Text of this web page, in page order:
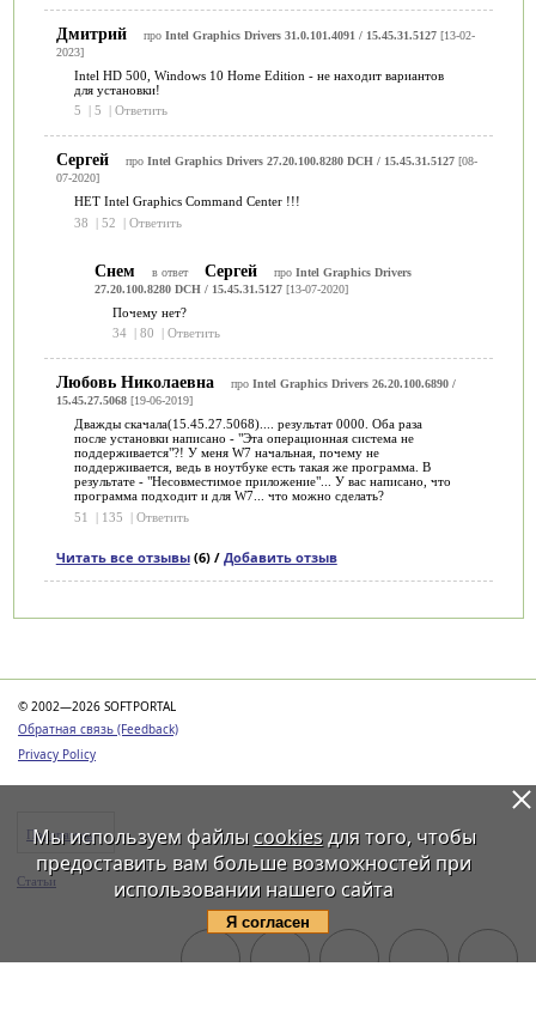
Дмитрий про Intel Graphics Drivers 31.0.101.4091 / 15.45.31.5127[13-02-
2023]
Intel HD 500, Windows 10 Home Edition - не находит вариантов
для установки!
5
5 Ответить
Сергей про Intel Graphics Drivers 27.20.100.8280 DCH / 15.45.31.5127[08-
07-2020]
НЕТ Intel Graphics Command Center !!!
38
| 52 | Ответить
Снем в ответ Сергей про Intel Graphics Drivers
27.20.100.8280 DCH / 15.45.31.5127[13-07-2020]
Почему нет?
34
80 Ответить
Любовь Николаевна про Intel Graphics Drivers 26.20.100.6890 /
15.45.27.5068[19-06-2019]
Дважды скачала(15.45.27.5068).... результат 0000. Оба раза
после установки написано - "Эта операционная система не
поддерживается"?! У меня W7 начальная, почему не
поддерживается, ведь в ноутбуке есть такая же программа. В
результате - "Несовместимое приложение"... У вас написано, что
программа подходит и для W7... что можно сделать?
51
| 135 | Ответить
Читать все отзывы(6) / Добавить отзыв
© 2002—2026 SOFTPORTAL
Обратная связь (Feedback)
Privacy Policy
Программы
Статьи
Мы используем файлы cookiesдля того, чтобы
предоставить вам больше возможностей при
использовании нашего сайта